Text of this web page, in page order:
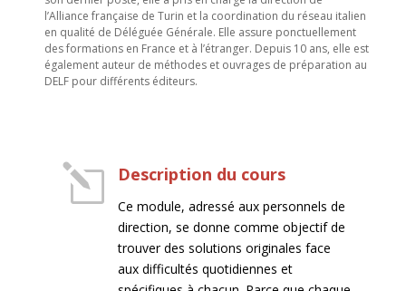
l’Alliance française de Turin et la coordination du réseau italien
en qualité de Déléguée Générale. Elle assure ponctuellement
des formations en France et à l’étranger. Depuis 10 ans, elle est
également auteur de méthodes et ouvrages de préparation au
DELF pour différents éditeurs.
l Description du cours
Ce module, adressé aux personnels de
direction, se donne comme objectif de
trouver des solutions originales face
aux difficultés quotidiennes et